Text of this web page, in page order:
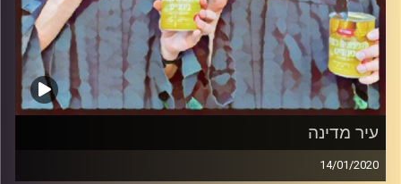
עיר מדינה
14/01/2020